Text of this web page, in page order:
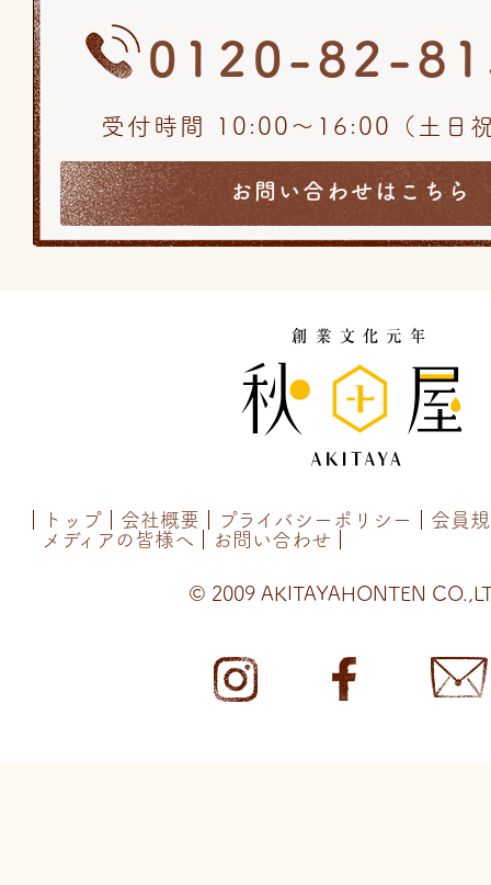
0120-82-
受付時間 10:00〜16:00（土日
お問い合わせはこちら
トップ 会社概要 プライバシーポリシー
会員
メディアの皆様へ
お問い合わせ
© 2009 AKITAYAHONTEN